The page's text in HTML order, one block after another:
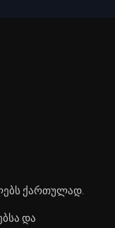
ქართულად.
და